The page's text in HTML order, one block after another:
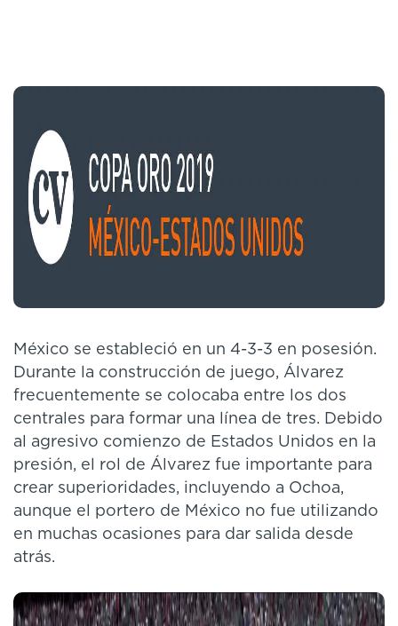
México se estableció en un 4-3-3 en posesión.
Durante la construcción de juego, Álvarez
frecuentemente se colocaba entre los dos
centrales para formar una línea de tres. Debido
al agresivo comienzo de Estados Unidos en la
presión, el rol de Álvarez fue importante para
crear superioridades, incluyendo a Ochoa,
aunque el portero de México no fue utilizando
en muchas ocasiones para dar salida desde
atrás.